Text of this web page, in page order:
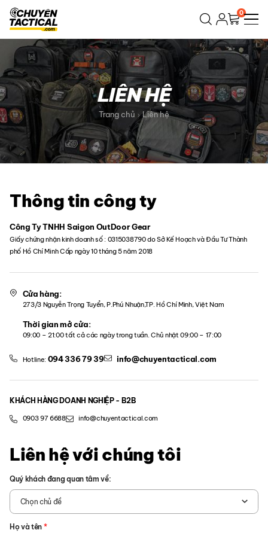
Bỏ
qua
nội
dung
0
LIÊN HỆ
Trang chủ Liên hệ
Thông tin công ty
Công Ty TNHH Saigon OutDoor Gear
Giấy chứng nhận kinh doanh số : 0315038790 do Sở Kế Hoạch và Đầu Tư Thành
phố Hồ Chí Minh Cấp ngày 10 tháng 5 năm 2018
Cửa hàng:
273/3 Nguyễn Trọng Tuyển, P.Phú Nhuận,TP. Hồ Chí Minh, Việt Nam
Thời gian mở cửa:
09:00 – 21:00 tất cả các ngày trong tuần. Chủ nhật 09:00 – 17:00
Hotline: 094 336 79 39 info@chuyentactical.com
KHÁCH HÀNG DOANH NGHIỆP - B2B
0903 97 6688 info@chuyentactical.com
Liên hệ với chúng tôi
Quý khách đang quan tâm về:
Chọn chủ đề
Họ và tên *